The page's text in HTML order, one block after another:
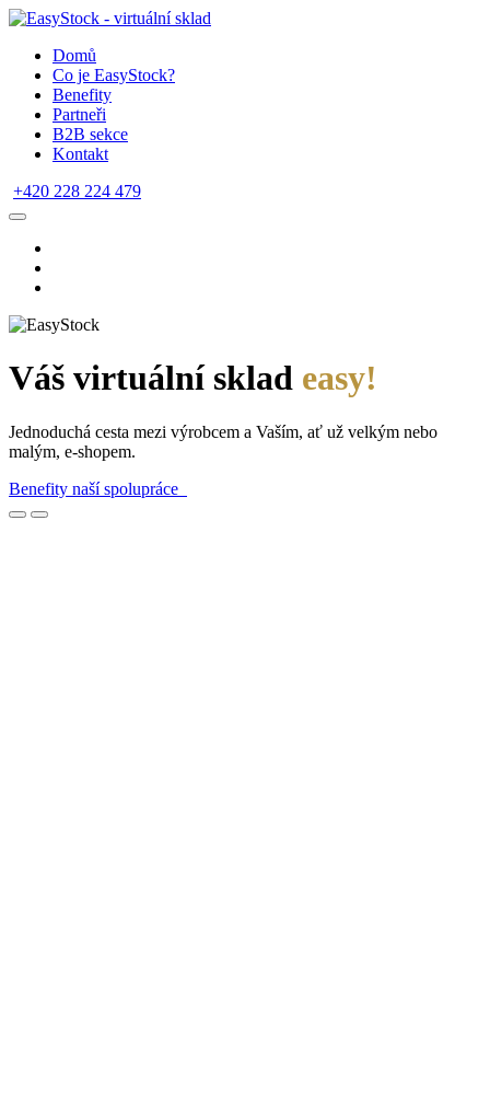
Domů
Co je EasyStock?
Benefity
Partneři
B2B sekce
Kontakt
+420 228 224 479
Váš virtuální sklad easy!
Jednoduchá cesta mezi výrobcem a Vaším, ať už velkým nebo
malým, e-shopem.
Benefity naší spolupráce